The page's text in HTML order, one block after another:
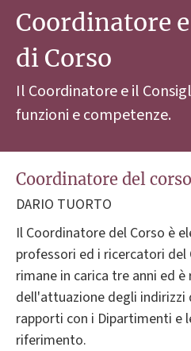
Coordinatore
di Corso
Il Coordinatore e il
funzioni e competenze.
Coordinatore del corso
DARIO TUORTO
Il Coordinatore del Corso è
professori ed i ricercatori
rimane in carica tre anni ed è
dell'attuazione degli indirizzi
rapporti con i Dipartimenti e
riferimento.